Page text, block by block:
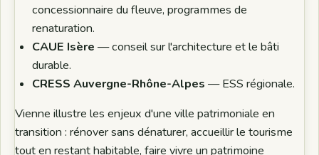
concessionnaire du fleuve, programmes de
renaturation.
CAUE Isère — conseil sur l'architecture et le bâti
durable.
CRESS Auvergne-Rhône-Alpes — ESS régionale.
Vienne illustre les enjeux d'une ville patrimoniale en
transition : rénover sans dénaturer, accueillir le tourisme
tout en restant habitable, faire vivre un patrimoine